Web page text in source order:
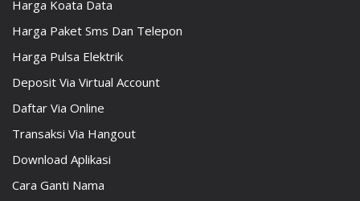
Harga Koata Data
Harga Paket Sms Dan Telepon
Harga Pulsa Elektrik
Deposit Via Virtual Account
Daftar Via Online
Transaksi Via Hangout
Download Aplikasi
Cara Ganti Nama